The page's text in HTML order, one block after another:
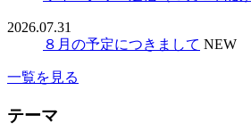
2026.07.31
８月の予定につきまして NEW
一覧を見る
テーマ